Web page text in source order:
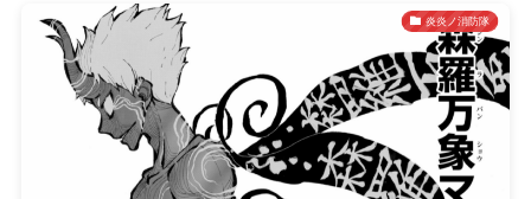
炎炎ノ消防隊